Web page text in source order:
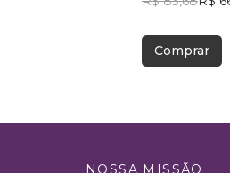
Comprar
NOSSA MISSÃO